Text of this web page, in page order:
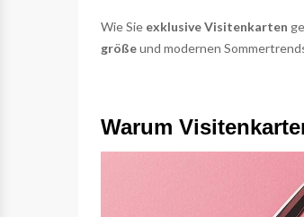
Wie Sie exklusive Visitenkarten
größeund modernen
Warum